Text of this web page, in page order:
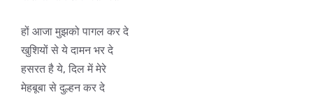
हों आजा मुझको पागल कर दे
खुशियों से ये दामन भर दे
हसरत है ये, दिल में मेरे
मेहबूबा से दुल्हन कर दे